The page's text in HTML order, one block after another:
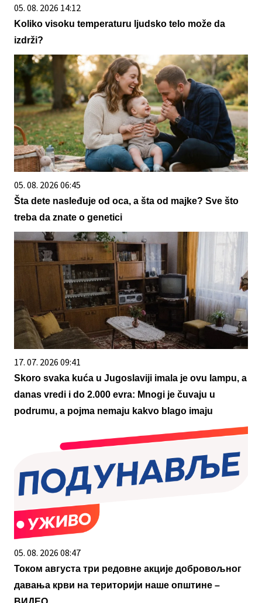
05. 08. 2026 14:12
Koliko visoku temperaturu ljudsko telo može da
izdrži?
05. 08. 2026 06:45
Šta dete nasleđuje od oca, a šta od majke? Sve što
treba da znate o genetici
17. 07. 2026 09:41
Skoro svaka kuća u Jugoslaviji imala je ovu lampu, a
danas vredi i do 2.000 evra: Mnogi je čuvaju u
podrumu, a pojma nemaju kakvo blago imaju
05. 08. 2026 08:47
Током августа три редовне акције добровољног
давања крви на територији наше општине –